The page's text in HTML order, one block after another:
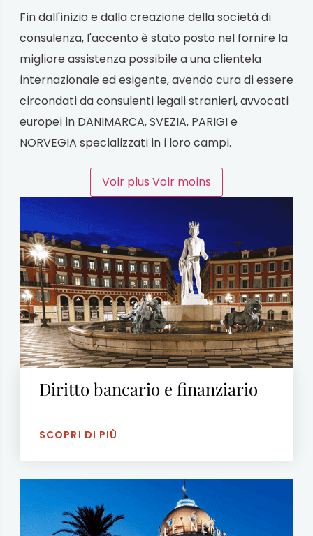
Fin dall'inizio e dalla creazione della società di
consulenza, l'accento è stato posto nel fornire la
migliore assistenza possibile a una clientela
internazionale ed esigente, avendo cura di essere
circondati da consulenti legali stranieri, avvocati
europei in DANIMARCA, SVEZIA, PARIGI e
NORVEGIA specializzati in i loro campi.
Voir plus Voir moins
Diritto bancario e finanziario
SCOPRI DI PIÙ